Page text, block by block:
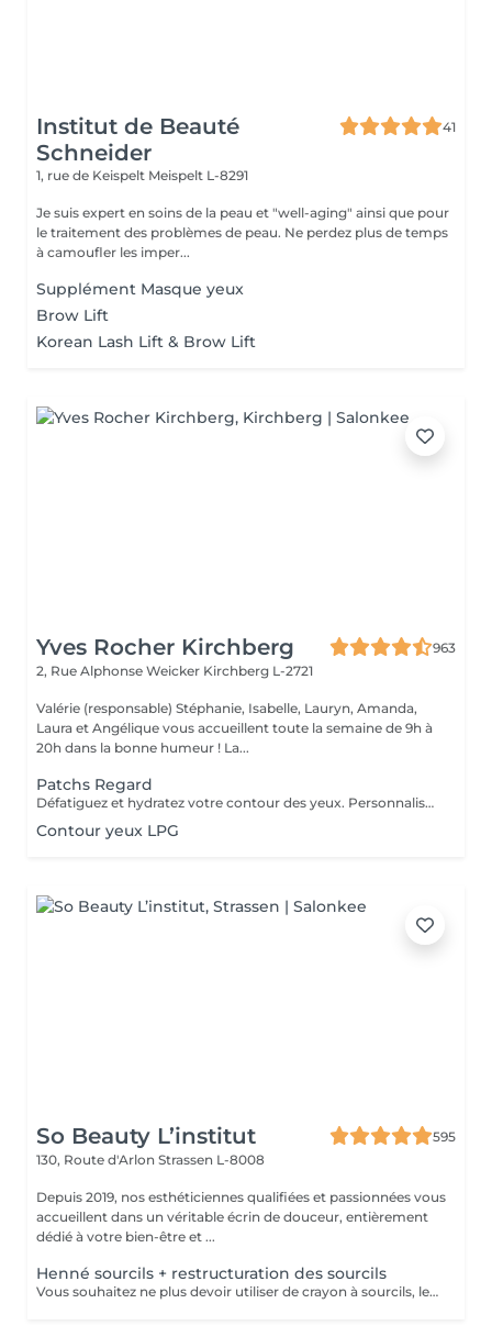
Institut de Beauté
Schneider
41
1, rue de Keispelt Meispelt L-8291
Je suis expert en soins de la peau et "well-aging" ainsi que pour
le traitement des problèmes de peau. Ne perdez plus de temps
à camoufler les imper...
Supplément Masque yeux
Brow Lift
Korean Lash Lift & Brow Lift
Yves Rocher Kirchberg
963
2, Rue Alphonse Weicker Kirchberg L-2721
Valérie (responsable) Stéphanie, Isabelle, Lauryn, Amanda,
Laura et Angélique vous accueillent toute la semaine de 9h à
20h dans la bonne humeur ! La...
Patchs Regard
Défatiguez et hydratez votre contour des yeux. Personnalisez votre soin visage nettoyant ou essentiel en bénéficiant pendant votre masque de patchs formulés spécialement pour défatiguer et hydrater le contour des yeux.
Contour yeux LPG
So Beauty L’institut
595
130, Route d'Arlon Strassen L-8008
Depuis 2019, nos esthéticiennes qualifiées et passionnées vous
accueillent dans un véritable écrin de douceur, entièrement
dédié à votre bien-être et ...
Henné sourcils + restructuration des sourcils
Vous souhaitez ne plus devoir utiliser de crayon à sourcils, le henné est ce qu'il vous faut. Il s'agit d'une teinture végétale qui va colorer la peau pendant 2 semaines et teinter les sourcils pendant au moins 6 semaines. Vous obtiendrez ainsi des sourcils parfaitement redessinés de façon plus durable. Le henné peut également être la solution pour raviver un microblading entre deux retouches, ceci vous permettra de tenir un peu plus longtemps avant de refaire le microblading. Restructuration complète des sourcils compris dans la prestation.